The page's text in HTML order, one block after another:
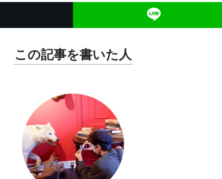
この記事を書いた人